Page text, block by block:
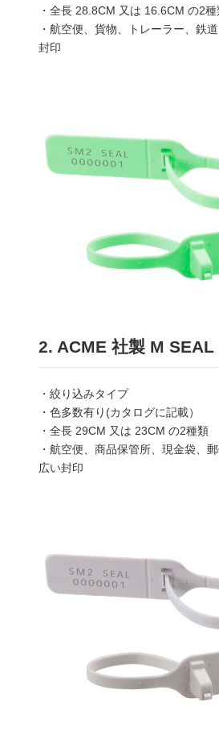
・全長 28.8CM 又は 16.6CM の2種
・航空便、貨物、トレーラー、鉄
封印
2. ACME 社製 M SEAL
・絞り込みタイプ
・色多数有り(カタログに記載）
・全長 29CM 又は 23CM の2種類
・航空便、商品保管所、現金袋、
広い封印